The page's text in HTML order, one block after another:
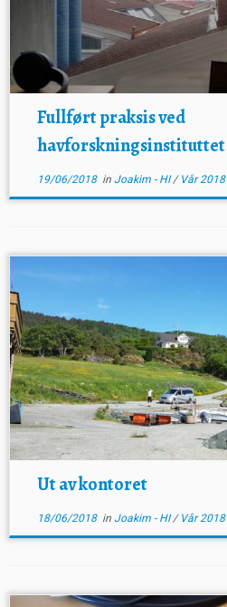
Fullført praksis ved
havforskningsinstituttet
19/06/2018in Joakim - HI/ Vår 2018
Ut av kontoret
18/06/2018in Joakim - HI/ Vår 2018